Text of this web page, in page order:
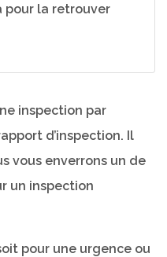
pour la retrouver
inspection par
d’inspection. Il
vous enverrons un de
un inspection
pour une urgence ou